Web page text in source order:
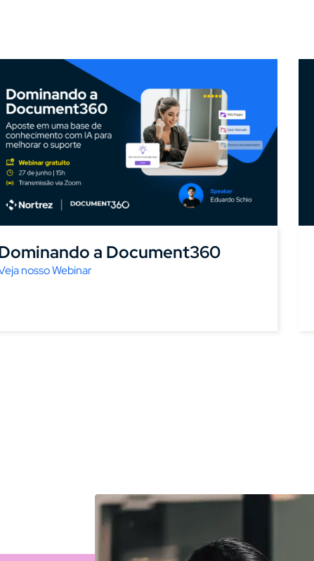
a Document360
nosso Webinar